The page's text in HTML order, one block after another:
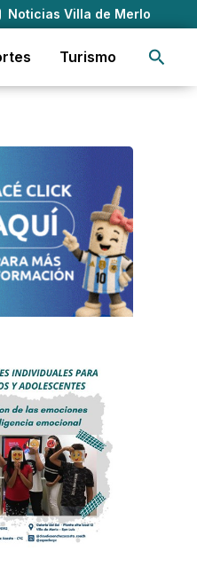
Noticias Villa de Merlo
Turismo